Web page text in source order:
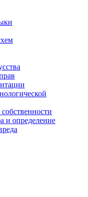
и определение